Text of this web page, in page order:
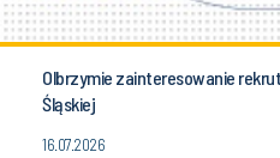
Olbrzymie zainteresowanie
Śląskiej
16.07.2026